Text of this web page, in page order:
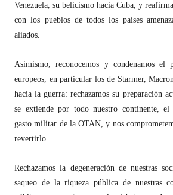
Venezuela, su belicismo hacia Cuba, y
con los pueblos de todos los países
aliados.
Asimismo, reconocemos y condenamos el
europeos, en particular los de Starmer,
hacia la guerra: rechazamos su preparación
se extiende por todo nuestro continente, el
gasto militar de la OTAN, y nos
revertirlo.
Rechazamos la degeneración de nuestras
saqueo de la riqueza pública de nuestras